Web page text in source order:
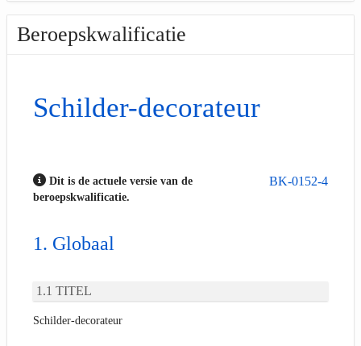
Beroepskwalificatie
Schilder-decorateur
BK-0152-4
Dit is de actuele versie van de
beroepskwalificatie.
Globaal
TITEL
Schilder-decorateur